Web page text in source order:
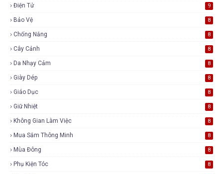
Điện Tử 9
Bảo Vệ 8
Chống Nắng 8
Cây Cảnh 8
Da Nhạy Cảm 8
Giày Dép 8
Giáo Dục 8
Giữ Nhiệt 8
Không Gian Làm Việc 8
Mua Sắm Thông Minh 8
Mùa Đông 8
Phụ Kiện Tóc 8